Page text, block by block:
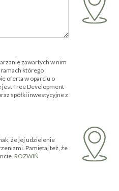
zawartych w nim
ramach którego
oferta w oparciu o
jest Tree Development
spółki inwestycyjne z
że jej udzielenie
Pamiętaj też, że
ROZWIŃ